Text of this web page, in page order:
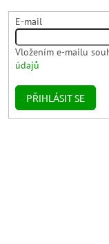
E-mail
Vložením e-mailu
údajů
PŘIHLÁSIT SE